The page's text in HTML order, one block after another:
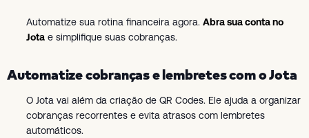
Automatize sua rotina financeira agora. Abra sua conta no
Jota e simplifique suas cobranças.
Automatize cobranças e lembretes com o Jota
O Jota vai além da criação de QR Codes. Ele ajuda a organizar
cobranças recorrentes e evita atrasos com lembretes
automáticos.